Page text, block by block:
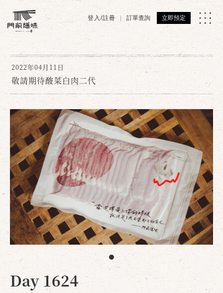
登入/註冊 訂單查詢 立即預定
2022年04月11日
敬請期待酸菜白肉二代
Day 1624